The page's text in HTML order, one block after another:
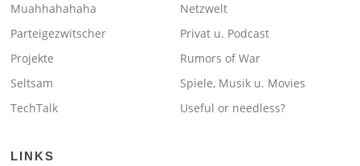
Muahhahahaha
Netzwelt
Parteigezwitscher
Privat u. Podcast
Projekte
Rumors of War
Seltsam
Spiele, Musik u. Movies
TechTalk
Useful or needless?
LINKS